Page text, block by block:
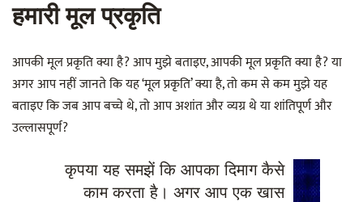
हमारी मूल प्रकृति
आपकी मूल प्रकृति क्या है? आप मुझे बताइए, आपकी मूल प्रकृति क्या है? या
अगर आप नहीं जानते कि यह ‘मूल प्रकृति’ क्या है, तो कम से कम मुझे यह
बताइए कि जब आप बच्चे थे, तो आप अशांत और व्यग्र थे या शांतिपूर्ण और
उल्लासपूर्ण?
कृपया यह समझें कि आपका दिमाग कैसे
काम करता है। अगर आप एक खास